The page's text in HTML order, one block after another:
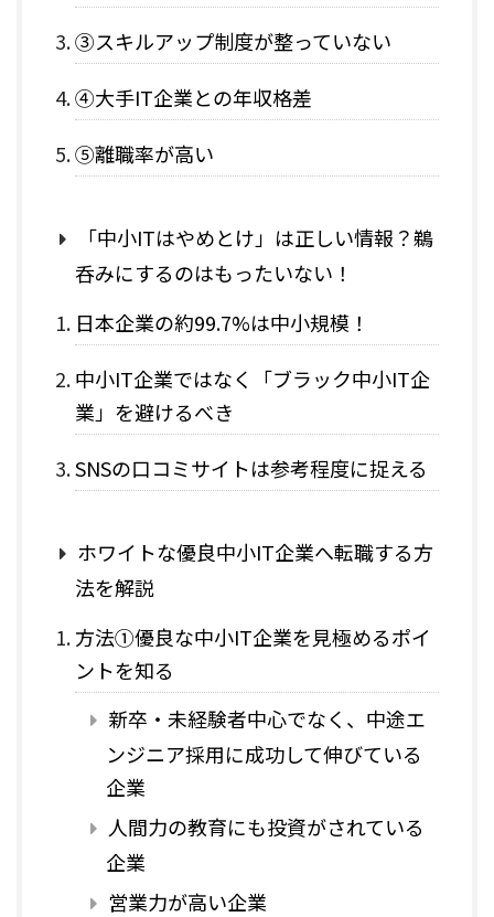
③スキルアップ制度が整っていない
④大手IT企業との年収格差
⑤離職率が高い
「中小ITはやめとけ」は正しい情報？鵜
呑みにするのはもったいない！
日本企業の約99.7%は中小規模！
中小IT企業ではなく「ブラック中小IT企
業」を避けるべき
SNSの口コミサイトは参考程度に捉える
ホワイトな優良中小IT企業へ転職する方
法を解説
方法①優良な中小IT企業を見極めるポイ
ントを知る
新卒・未経験者中心でなく、中途エ
ンジニア採用に成功して伸びている
企業
人間力の教育にも投資がされている
企業
営業力が高い企業